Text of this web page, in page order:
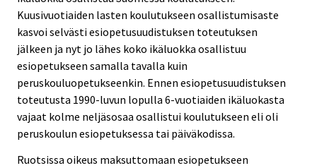
Kuusivuotiaiden lasten koulutukseen osallistumisaste
kasvoi selvästi esiopetusuudistuksen toteutuksen
jälkeen ja nyt jo lähes koko ikäluokka osallistuu
esiopetukseen samalla tavalla kuin
peruskouluopetukseenkin. Ennen esiopetusuudistuksen
toteutusta 1990-luvun lopulla 6-vuotiaiden ikäluokasta
vajaat kolme neljäsosaa osallistui koulutukseen eli oli
peruskoulun esiopetuksessa tai päiväkodissa.
Ruotsissa oikeus maksuttomaan esiopetukseen